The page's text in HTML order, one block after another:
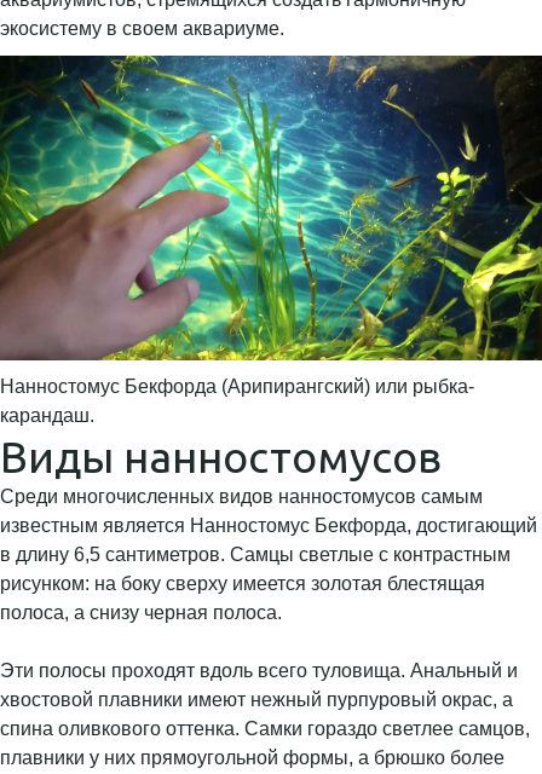
экосистему в своем аквариуме.
Нанностомус Бекфорда (Арипирангский) или рыбка-
карандаш.
Виды нанностомусов
Среди многочисленных видов нанностомусов самым
известным является Нанностомус Бекфорда, достигающий
в длину 6,5 сантиметров. Самцы светлые с контрастным
рисунком: на боку сверху имеется золотая блестящая
полоса, а снизу черная полоса.
Эти полосы проходят вдоль всего туловища. Анальный и
хвостовой плавники имеют нежный пурпуровый окрас, а
спина оливкового оттенка. Самки гораздо светлее самцов,
плавники у них прямоугольной формы, а брюшко более